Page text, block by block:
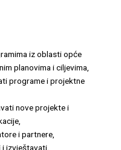
iz oblasti opće
planovima i ciljevima,
programe i projektne
nove projekte i
i partnere,
izvještavati,